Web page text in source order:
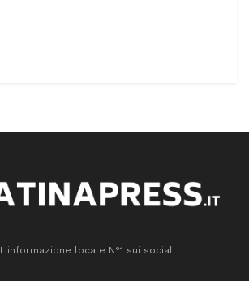
L'informazione locale N°1 sui social